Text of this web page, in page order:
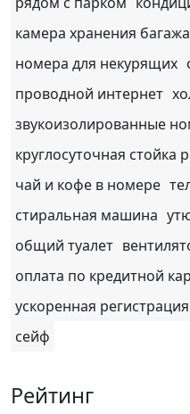
камера хранения багажа
номера для некурящих
проводной интернет
звукоизолированные
круглосуточная стойка
чай и кофе в номере
стиральная машина
общий туалет
оплата по кредитной
ускоренная
сейф
Рейтинг